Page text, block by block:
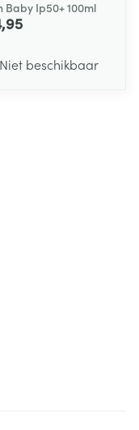
Baby Ip50+ 100ml
beschikbaar